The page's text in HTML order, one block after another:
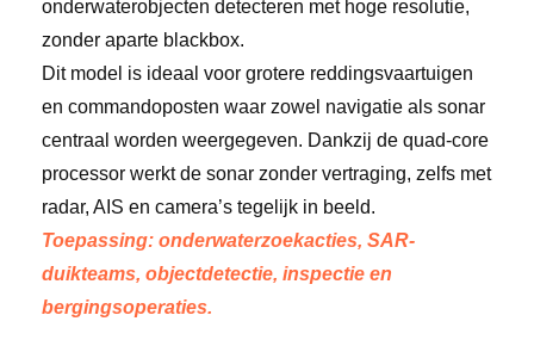
onderwaterobjecten detecteren met hoge resolutie,
zonder aparte blackbox.
Dit model is ideaal voor grotere reddingsvaartuigen
en commandoposten waar zowel navigatie als sonar
centraal worden weergegeven. Dankzij de quad-core
processor werkt de sonar zonder vertraging, zelfs met
radar, AIS en camera’s tegelijk in beeld.
Toepassing: onderwaterzoekacties, SAR-
duikteams, objectdetectie, inspectie en
bergingsoperaties.